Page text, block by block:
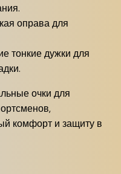
оправа для
тонкие дужки для
очки для
комфорт и защиту в